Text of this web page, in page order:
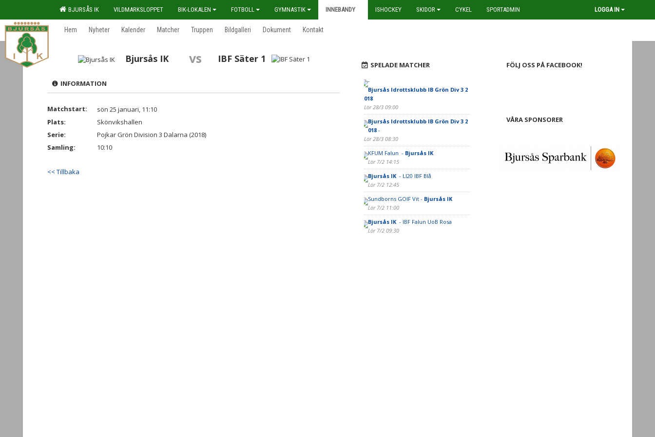
BJURSÅS IK VILDMARKSLOPPET BIK-LOKALEN FOTBOLL GYMNASTIK INNEBANDY ISHOCKEY SKIDOR CYKEL SPORTADMIN LOGGA IN
Hem Nyheter Kalender Matcher Truppen Bildgalleri Dokument Kontakt
Bjursås IK vs IBF Säter 1
INFORMATION
Matchstart:
sön 25 januari, 11:10
Plats:
Skönvikshallen
Serie:
Pojkar Grön Division 3 Dalarna (2018)
Samling:
10:10
<< Tillbaka
SPELADE MATCHER
-
Bjursås Idrottsklubb IB Grön Div 3 2
018
Lör 28/3 09:00
Bjursås Idrottsklubb IB Grön Div 3 2
018-
Lör 28/3 08:30
KFUM Falun - Bjursås IK
Lör 7/2 14:15
Bjursås IK - LI20 IBF Blå
Lör 7/2 12:45
Sundborns GOIF Vit - Bjursås IK
Lör 7/2 11:00
Bjursås IK - IBF Falun UoB Rosa
Lör 7/2 09:30
FÖLJ OSS PÅ FACEBOOK!
VÅRA SPONSORER